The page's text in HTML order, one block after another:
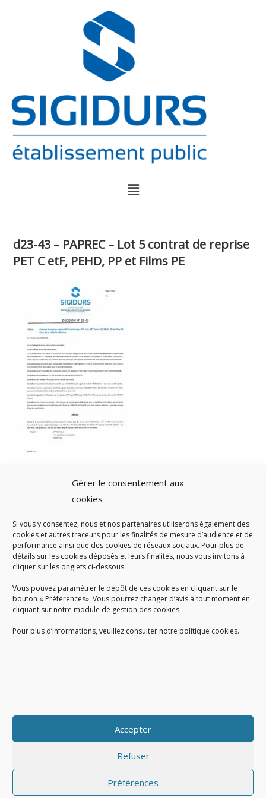
Gérer le consentement aux
cookies
Si vous y consentez, nous et nos partenaires utiliserons également des
cookies et autres traceurs pour les finalités de mesure d’audience et de
performance ainsi que des cookies de réseaux sociaux. Pour plus de
détails sur les cookies déposés et leurs finalités, nous vous invitons à
cliquer sur les onglets ci-dessous.
Vous pouvez paramétrer le dépôt de ces cookies en cliquant sur le
bouton « Préférences». Vous pourrez changer d’avis à tout moment en
cliquant sur notre module de gestion des cookies.
Pour plus d’informations, veuillez consulter notre politique cookies.
Accepter
Refuser
Préférences
d23-43 – PAPREC – Lot 5 contrat de reprise
PET C etF, PEHD, PP et Films PE
A SAVOIR
Créé en 1978, le Sigidurs est un établissement public quiexerce
des missions de service public : la prévention, la collecte et la
valorisation des déchets ménagers et assimilés produits par son
territoire.
Accueil du public :
Gestion des cookies|